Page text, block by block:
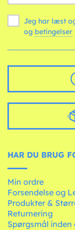
Jeg har læst
og betingelser
HAR DU BRUG
Min ordre
Forsendelse og
Produkter &
Returnering
Spørgsmål inden